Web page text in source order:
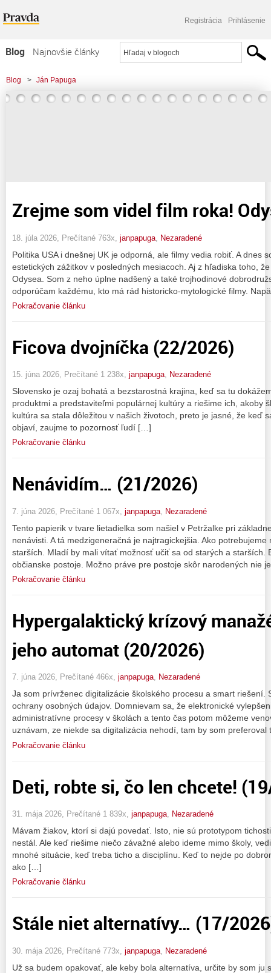
Registrácia Prihlásenie
Blog
Najnovšie články
Najčítanejšie články
Najkomentovanejšie články
Blog > Ján Papuga
Zrejme som videl film roka!
18. júla 2026, Prečítané 763x, janpapuga Nezaradené
Politika USA i dnešnej UK je odporná, ale filmy vedia robiť. A dnes
estetických zážitkov v posledných mesiacoch. Aj z hľadiska toho,
Odysea. Som z neho úplne nadšený a také trojhodinové
odporúčam každému, kto má rád historicko-mytologické filmy.
Pokračovanie článku
Ficova dvojníčka (22/2026)
15. júna 2026, Prečítané 1 238x, janpapuga, Nezaradené
Slovensko je ozaj bohatá a bezstarostná krajina, keď sa tu
produktmi a predstaviteľmi populárnej kultúry a riešime ich, akoby
kultúra sa stala dôležitou v našich životoch, preto je jasné, že keď
objaví, zaujme to pozornosť ľudí […]
Pokračovanie článku
Nenávidím… (21/2026)
7. júna 2026, Prečítané 1 067x, janpapuga Nezaradené
Tento papierik v tvare lietadielka som našiel v Petržalke pri
nenávisti. A tá medzigeneračná je najtragickejšia. Ako
starších. Mladí by mali vítať možnosť učiť sa od starých a starších.
občianske postoje. Možno práve pre postoje skôr narodených nie
Pokračovanie článku
Hypergalaktický krízový
jeho automat (20/2026)
7. júna 2026, Prečítané 466x, janpapuga, Nezaradené
Ja som prívrženec digitalizácie školského procesu a smart riešení.
ochrany osobných údajov. Domnievam sa, že elektronické
administratívne procesy v školách a tento čas potom môžeme
uznávam, ze niekde sa digitalizácia nehodí, tam by som
Pokračovanie článku
Deti, robte si, čo len chcete!
31. mája 2026, Prečítané 1 839x, janpapuga, Nezaradené
Mávam žiakov, ktorí si dajú povedať. Isto, nie sú prototypom
nestál. Ale keď riešime niečo závažné alebo ideme mimo školy,
mnohé situácie, keď treba ticho a disciplínu. Keď to nejde po
ako […]
Pokračovanie článku
Stále niet alternatívy… (17/
30. mája 2026, Prečítané 773x, janpapuga Nezaradené
Už sa budem opakovať, ale keby bola alternatíva, určite by som ju